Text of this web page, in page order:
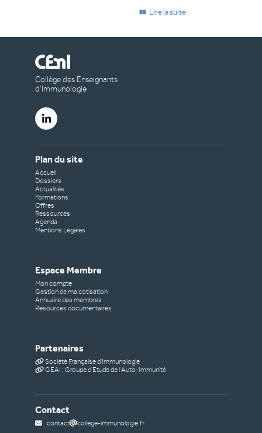
Lire la suite
Collège des Enseignants
d’Immunologie
Plan du site
Accueil
Dossiers
Actualités
Formations
Offres
Ressources
Agenda
Mentions Légales
Espace Membre
Mon compte
Gestion de ma cotisation
Annuaire des membres
Resources documentaires
Partenaires
Société Française d'Immunologie
GEAI : Groupe d'Etude de l'Auto-Immunité
Contact
contact college-immunologie.fr